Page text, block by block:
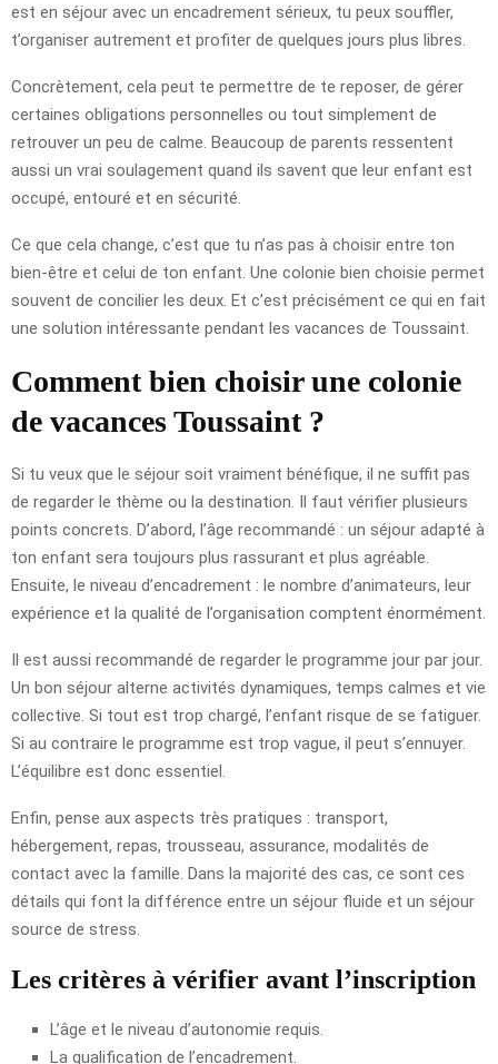
est en séjour avec un encadrement sérieux, tu peux souffler,
t’organiser autrement et profiter de quelques jours plus libres.
Concrètement, cela peut te permettre de te reposer, de gérer
certaines obligations personnelles ou tout simplement de
retrouver un peu de calme. Beaucoup de parents ressentent
aussi un vrai soulagement quand ils savent que leur enfant est
occupé, entouré et en sécurité.
Ce que cela change, c’est que tu n’as pas à choisir entre ton
bien-être et celui de ton enfant. Une colonie bien choisie permet
souvent de concilier les deux. Et c’est précisément ce qui en fait
une solution intéressante pendant les vacances de Toussaint.
Comment bien choisir une colonie
de vacances Toussaint ?
Si tu veux que le séjour soit vraiment bénéfique, il ne suffit pas
de regarder le thème ou la destination. Il faut vérifier plusieurs
points concrets. D’abord, l’âge recommandé : un séjour adapté à
ton enfant sera toujours plus rassurant et plus agréable.
Ensuite, le niveau d’encadrement : le nombre d’animateurs, leur
expérience et la qualité de l’organisation comptent énormément.
Il est aussi recommandé de regarder le programme jour par jour.
Un bon séjour alterne activités dynamiques, temps calmes et vie
collective. Si tout est trop chargé, l’enfant risque de se fatiguer.
Si au contraire le programme est trop vague, il peut s’ennuyer.
L’équilibre est donc essentiel.
Enfin, pense aux aspects très pratiques : transport,
hébergement, repas, trousseau, assurance, modalités de
contact avec la famille. Dans la majorité des cas, ce sont ces
détails qui font la différence entre un séjour fluide et un séjour
source de stress.
Les critères à vérifier avant l’inscription
L’âge et le niveau d’autonomie requis.
La qualification de l’encadrement.